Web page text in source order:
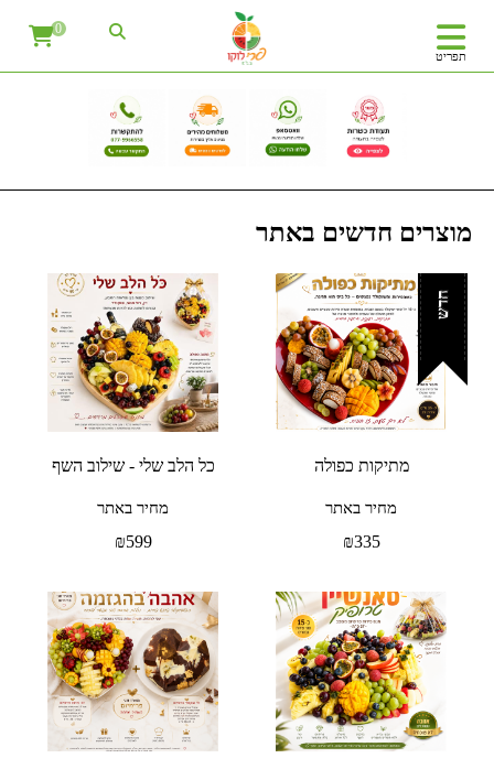
תפריט
0
מוצרים חדשים באתר
חדש
מתיקות כפולה
מחיר באתר
₪335
כל הלב שלי - שילוב השף
מחיר באתר
₪599